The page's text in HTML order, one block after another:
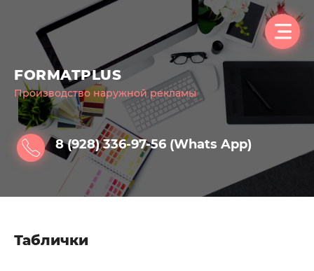
FORMATPLUS
Производство наружной рекламы
8 (928) 336-97-56 (Whats App)
Таблички